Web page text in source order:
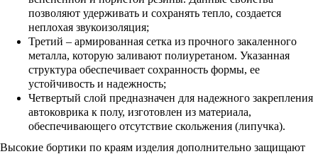
позволяют удерживать и сохранять тепло, создается
неплохая звукоизоляция;
Третий – армированная сетка из прочного закаленного
металла, которую заливают полиуретаном. Указанная
структура обеспечивает сохранность формы, ее
устойчивость и надежность;
Четвертый слой предназначен для надежного закрепления
автоковрика к полу, изготовлен из материала,
обеспечивающего отсутствие скольжения (липучка).
Высокие бортики по краям изделия дополнительно защищают